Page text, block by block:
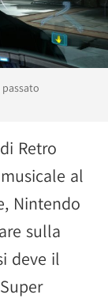
Retro
al
Nintendo
sulla
deve il